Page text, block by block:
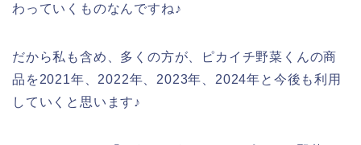
わっていくものなんですね♪
だから私も含め、多くの方が、ピカイチ野菜くんの商
品を2021年、2022年、2023年、2024年と今後も利用
していくと思います♪